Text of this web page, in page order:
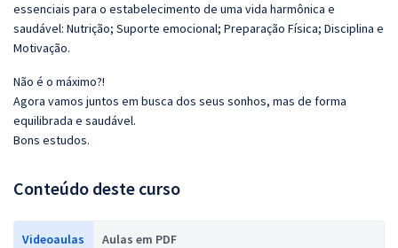
essenciais para o estabelecimento de uma vida harmônica e
saudável: Nutrição; Suporte emocional; Preparação Física; Disciplina e
Motivação.
Não é o máximo?!
Agora vamos juntos em busca dos seus sonhos, mas de forma
equilibrada e saudável.
Bons estudos.
Conteúdo deste curso
Videoaulas Aulas em PDF